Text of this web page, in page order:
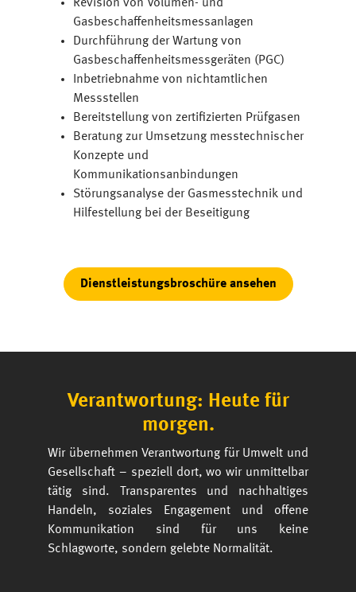
Revision von Volumen- und
Gasbeschaffenheitsmessanlagen
Durchführung der Wartung von
Gasbeschaffenheitsmessgeräten (PGC)
Inbetriebnahme von nichtamtlichen
Messstellen
Bereitstellung von zertifizierten Prüfgasen
Beratung zur Umsetzung messtechnischer
Konzepte und
Kommunikationsanbindungen
Störungsanalyse der Gasmesstechnik und
Hilfestellung bei der Beseitigung
Dienstleistungsbroschüre ansehen
Verantwortung: Heute für
morgen.
Wir übernehmen Verantwortung für Umwelt und
Gesellschaft – speziell dort, wo wir unmittelbar
tätig sind. Transparentes und nachhaltiges
Handeln, soziales Engagement und offene
Kommunikation sind für uns keine
Schlagworte, sondern gelebte Normalität.